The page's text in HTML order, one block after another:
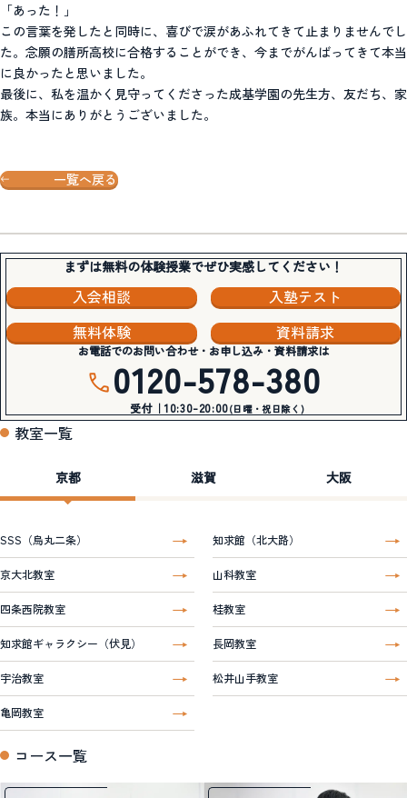
「あった！」
この言葉を発したと同時に、喜びで涙があふれてきて止まりませんでし
た。念願の膳所高校に合格することができ、今までがんばってきて本当
に良かったと思いました。
最後に、私を温かく見守ってくださった成基学園の先生方、友だち、家
族。本当にありがとうございました。
一覧へ戻る
まずは無料の体験授業でぜひ実感してください！
入会相談
入塾テスト
無料体験
資料請求
お電話でのお問い合わせ・お申し込み・資料請求は
0120-578-380
受付｜10:30-20:00(日曜・祝日除く)
教室一覧
京都 滋賀 大阪
SSS（烏丸二条） 知求館（北大路）
京大北教室 山科教室
四条西院教室 桂教室
知求館ギャラクシー（伏見） 長岡教室
宇治教室 松井山手教室
亀岡教室
コース一覧